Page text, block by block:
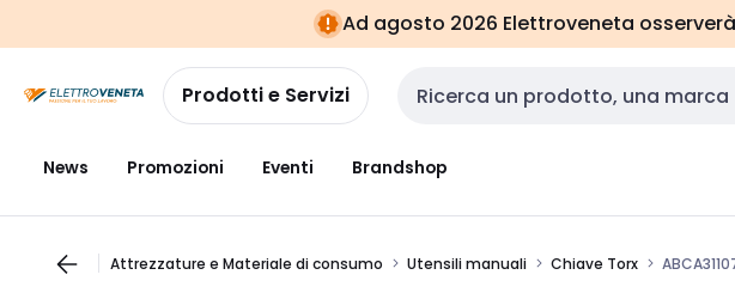
navigazionealla
pagina
Ad agosto 2026 Elettroveneta
Prodotti e Servizi Cerca input
News Promozioni Eventi Brandshop
Attrezzature e Materiale di consumo Utensili manuali Chiave Torx